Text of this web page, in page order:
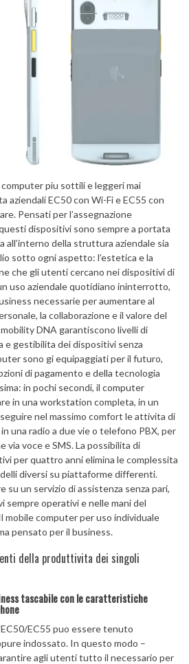
piu sottili e leggeri mai
aziendali EC50 con Wi-Fi e EC55 con
Pensati per l’assegnazione
dispositivi sono sempre a portata
all’interno della struttura aziendale sia
sotto ogni aspetto: l’estetica e la
che gli utenti cercano nei dispositivi di
uso aziendale quotidiano ininterrotto,
necessarie per aumentare al
la collaborazione e il valore del
DNA garantiscono livelli di
e gestibilita dei dispositivi senza
sono gi equipaggiati per il futuro,
di pagamento e della tecnologia
in pochi secondi, il computer
in una workstation completa, in un
nel massimo comfort le attivita di
una radio a due vie o telefono PBX, per
via voce e SMS. La possibilita di
per quattro anni elimina le complessita
diversi su piattaforme differenti.
su un servizio di assistenza senza pari,
sempre operativi e nelle mani del
mobile computer per uso individuale
pensato per il business.
della produttivita dei singoli
tascabile con le caratteristiche
EC55 puo essere tenuto
indossato. In questo modo –
agli utenti tutto il necessario per